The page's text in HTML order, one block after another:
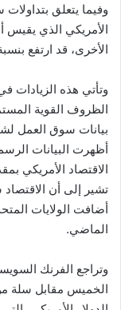
وفيما يتعلق
الأمريكي الذي يقيس
الأخرى، قد ارتفع بنسبة 0.40% ليصل إلى 104.62
وتأتي هذه الزيادات
الظروف القوية
بيانات سوق العمل
أظهرت البيانات
الماضي.
وتراجع الفرنك
الخميس مقابل سلة